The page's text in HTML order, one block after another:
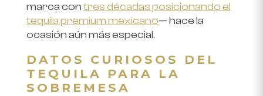
marca contres décadas posicionando el
tequila premium mexicano— hace la
ocasión aún más especial.
DATOS CURIOSOS DEL
TEQUILA PARA LA
SOBREMESA